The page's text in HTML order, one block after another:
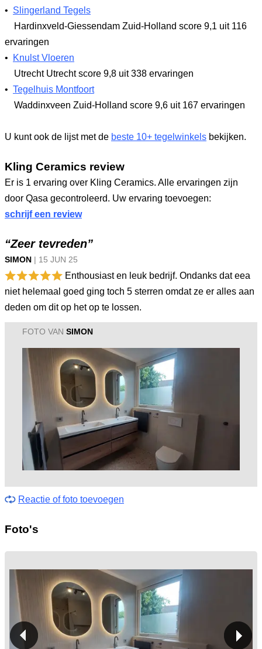
• Slingerland Tegels
Hardinxveld-Giessendam Zuid-Holland score 9,1 uit 116
ervaringen
•
Knulst Vloeren
Utrecht Utrechtscore 9,8 uit 338 ervaringen
• Tegelhuis Montfoort
Waddinxveen Zuid-Holland score 9,6 uit 167 ervaringen
U kunt ook de lijst met de beste 10+ tegelwinkels bekijken.
Kling Ceramics review
Er is 1 ervaring over Kling Ceramics. Alle ervaringen zijn
door Qasa gecontroleerd. Uw ervaring toevoegen:
schrijf een review
“Zeer tevreden”
SIMON | 15 JUN 25
Enthousiast en leuk bedrijf. Ondanks dat eea
niet helemaal goed ging toch 5 sterren omdat ze er alles aan
deden om dit op het op te lossen.
FOTO VAN SIMON
Reactie of foto toevoegen
Foto's